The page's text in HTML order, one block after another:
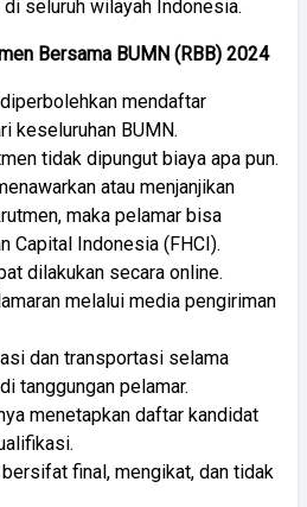
seluruh wilayah Indonesia.
Bersama BUMN (RBB) 2024
mendaftar
keseluruhan BUMN.
tidak dipungut biaya apa pun.
atau menjanjikan
maka pelamar bisa
Capital Indonesia (FHCI).
dilakukan secara online.
melalui media pengiriman
dan transportasi selama
tanggungan pelamar.
menetapkan daftar kandidat
final, mengikat, dan tidak